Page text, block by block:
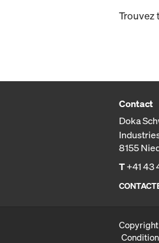
Trouvez
Contact
Doka
8155
T+41 43